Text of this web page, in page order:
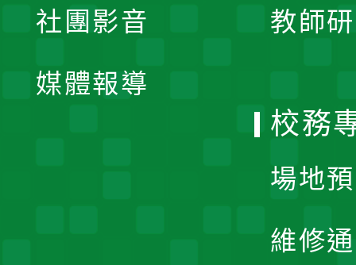
教師
社團影音
媒體報導
校務
場地
維修